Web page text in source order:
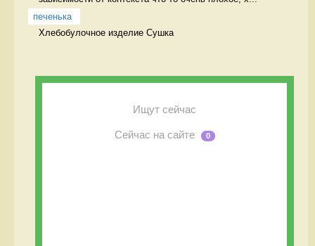
печенька
Хлебобулочное изделие Сушка
Ищут сейчас
Сейчас на сайте 0